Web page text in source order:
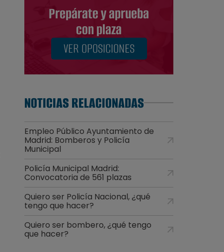
Prepárate y aprueba
con plaza
VER OPOSICIONES
NOTICIAS RELACIONADAS
Empleo Público Ayuntamiento de
Madrid: Bomberos y Policía
Municipal
Policía Municipal Madrid:
Convocatoria de 561 plazas
Quiero ser Policía Nacional, ¿qué
tengo que hacer?
Quiero ser bombero, ¿qué tengo
que hacer?